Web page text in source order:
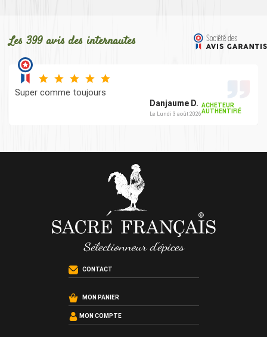
Les 399 avis des internautes
Super comme toujours
Danjaume D.
Le Lundi 3 août 2026
ACHETEUR
AUTHENTIFIÉ
CONTACT
MON PANIER
MON COMPTE